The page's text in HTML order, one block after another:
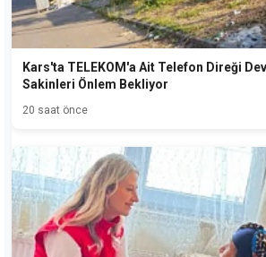
Kars'ta TELEKOM'a Ait Telefon Direği
Sakinleri Önlem Bekliyor
20 saat önce